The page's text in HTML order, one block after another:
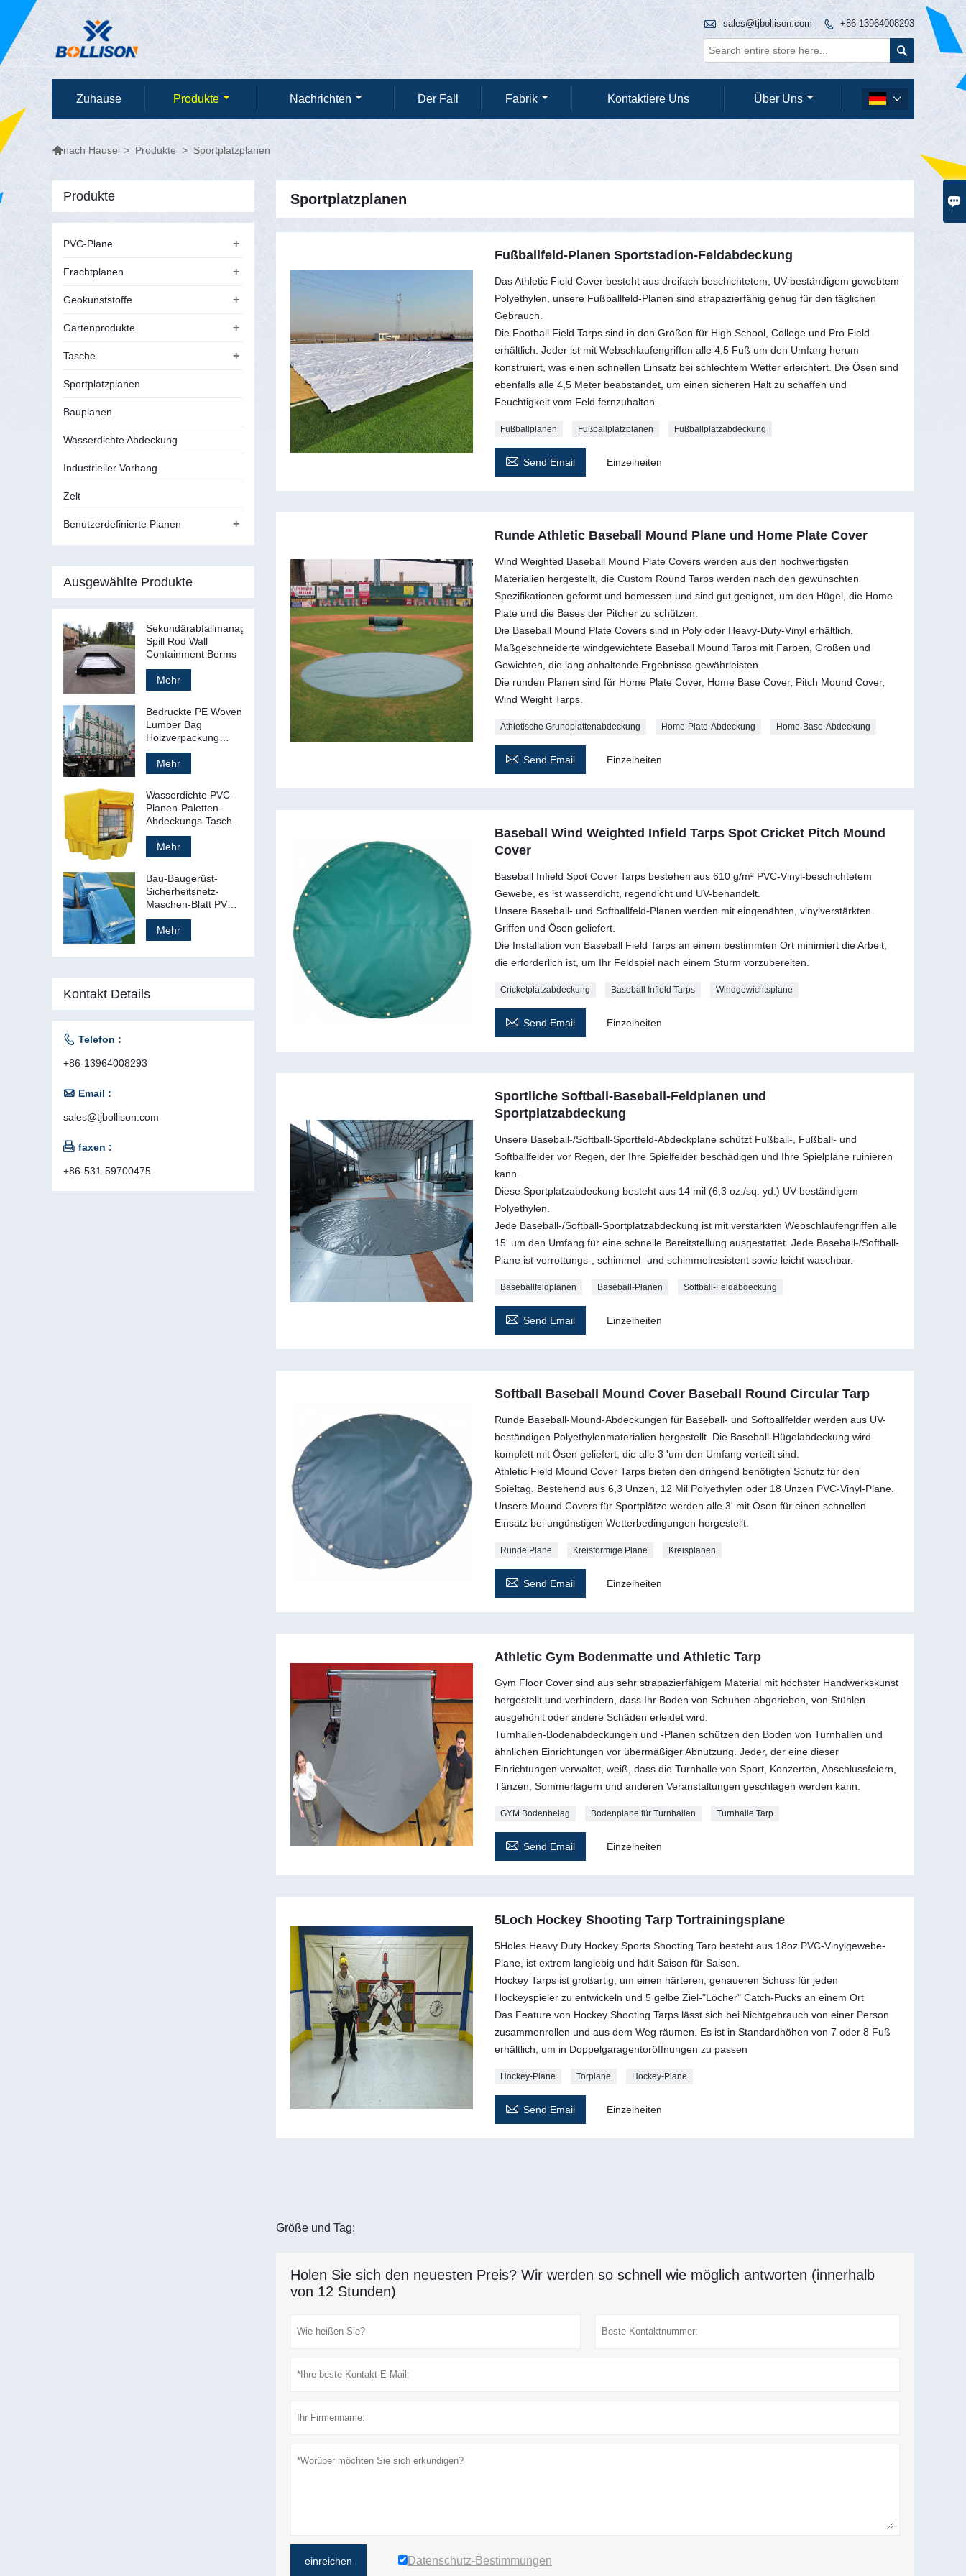

 sales@tjbollison.com  +86-13964008293

Zuhause Produkte Nachrichten Der Fall Fabrik Kontaktiere Uns Über Uns 
nach Hause > Produkte > Sportplatzplanen
Sportplatzplanen
Fußballfeld-Planen Sportstadion-Feldabdeckung
Das Athletic Field Cover besteht aus dreifach beschichtetem, UV-beständigem gewebtem
Polyethylen, unsere Fußballfeld-Planen sind strapazierfähig genug für den täglichen
Gebrauch.
Die Football Field Tarps sind in den Größen für High School, College und Pro Field
erhältlich. Jeder ist mit Webschlaufengriffen alle 4,5 Fuß um den Umfang herum
konstruiert, was einen schnellen Einsatz bei schlechtem Wetter erleichtert. Die Ösen sind
ebenfalls alle 4,5 Meter beabstandet, um einen sicheren Halt zu schaffen und
Feuchtigkeit vom Feld fernzuhalten.
Fußballplanen Fußballplatzplanen Fußballplatzabdeckung
 Send Email Einzelheiten
Runde Athletic Baseball Mound Plane und Home Plate Cover
Wind Weighted Baseball Mound Plate Covers werden aus den hochwertigsten
Materialien hergestellt, die Custom Round Tarps werden nach den gewünschten
Spezifikationen geformt und bemessen und sind gut geeignet, um den Hügel, die Home
Plate und die Bases der Pitcher zu schützen.
Die Baseball Mound Plate Covers sind in Poly oder Heavy-Duty-Vinyl erhältlich.
Maßgeschneiderte windgewichtete Baseball Mound Tarps mit Farben, Größen und
Gewichten, die lang anhaltende Ergebnisse gewährleisten.
Die runden Planen sind für Home Plate Cover, Home Base Cover, Pitch Mound Cover,
Wind Weight Tarps.
Athletische Grundplattenabdeckung Home-Plate-Abdeckung Home-Base-Abdeckung
 Send Email Einzelheiten
Baseball Wind Weighted Infield Tarps Spot Cricket Pitch Mound
Cover
Baseball Infield Spot Cover Tarps bestehen aus 610 g/m² PVC-Vinyl-beschichtetem
Gewebe, es ist wasserdicht, regendicht und UV-behandelt.
Unsere Baseball- und Softballfeld-Planen werden mit eingenähten, vinylverstärkten
Griffen und Ösen geliefert.
Die Installation von Baseball Field Tarps an einem bestimmten Ort minimiert die Arbeit,
die erforderlich ist, um Ihr Feldspiel nach einem Sturm vorzubereiten.
Cricketplatzabdeckung Baseball Infield Tarps Windgewichtsplane
 Send Email Einzelheiten
Sportliche Softball-Baseball-Feldplanen und
Sportplatzabdeckung
Unsere Baseball-/Softball-Sportfeld-Abdeckplane schützt Fußball-, Fußball- und
Softballfelder vor Regen, der Ihre Spielfelder beschädigen und Ihre Spielpläne ruinieren
kann.
Diese Sportplatzabdeckung besteht aus 14 mil (6,3 oz./sq. yd.) UV-beständigem
Polyethylen.
Jede Baseball-/Softball-Sportplatzabdeckung ist mit verstärkten Webschlaufengriffen alle
15' um den Umfang für eine schnelle Bereitstellung ausgestattet. Jede Baseball-/Softball-
Plane ist verrottungs-, schimmel- und schimmelresistent sowie leicht waschbar.
Baseballfeldplanen Baseball-Planen Softball-Feldabdeckung
 Send Email Einzelheiten
Softball Baseball Mound Cover Baseball Round Circular Tarp
Runde Baseball-Mound-Abdeckungen für Baseball- und Softballfelder werden aus UV-
beständigen Polyethylenmaterialien hergestellt. Die Baseball-Hügelabdeckung wird
komplett mit Ösen geliefert, die alle 3 'um den Umfang verteilt sind.
Athletic Field Mound Cover Tarps bieten den dringend benötigten Schutz für den
Spieltag. Bestehend aus 6,3 Unzen, 12 Mil Polyethylen oder 18 Unzen PVC-Vinyl-Plane.
Unsere Mound Covers für Sportplätze werden alle 3' mit Ösen für einen schnellen
Einsatz bei ungünstigen Wetterbedingungen hergestellt.
Runde Plane Kreisförmige Plane Kreisplanen
 Send Email Einzelheiten
Athletic Gym Bodenmatte und Athletic Tarp
Gym Floor Cover sind aus sehr strapazierfähigem Material mit höchster Handwerkskunst
hergestellt und verhindern, dass Ihr Boden von Schuhen abgerieben, von Stühlen
ausgehöhlt oder andere Schäden erleidet wird.
Turnhallen-Bodenabdeckungen und -Planen schützen den Boden von Turnhallen und
ähnlichen Einrichtungen vor übermäßiger Abnutzung. Jeder, der eine dieser
Einrichtungen verwaltet, weiß, dass die Turnhalle von Sport, Konzerten, Abschlussfeiern,
Tänzen, Sommerlagern und anderen Veranstaltungen geschlagen werden kann.
GYM Bodenbelag Bodenplane für Turnhallen Turnhalle Tarp
 Send Email Einzelheiten
5Loch Hockey Shooting Tarp Tortrainingsplane
5Holes Heavy Duty Hockey Sports Shooting Tarp besteht aus 18oz PVC-Vinylgewebe-
Plane, ist extrem langlebig und hält Saison für Saison.
Hockey Tarps ist großartig, um einen härteren, genaueren Schuss für jeden
Hockeyspieler zu entwickeln und 5 gelbe Ziel-"Löcher" Catch-Pucks an einem Ort
Das Feature von Hockey Shooting Tarps lässt sich bei Nichtgebrauch von einer Person
zusammenrollen und aus dem Weg räumen. Es ist in Standardhöhen von 7 oder 8 Fuß
erhältlich, um in Doppelgaragentoröffnungen zu passen
Hockey-Plane Torplane Hockey-Plane
 Send Email Einzelheiten
Größe und Tag:
Holen Sie sich den neuesten Preis? Wir werden so schnell wie möglich antworten (innerhalb
von 12 Stunden)
einreichen Datenschutz-Bestimmungen
Produkte
+
PVC-Plane
+
Frachtplanen
+
Geokunststoffe
+
Gartenprodukte
+
Tasche
Sportplatzplanen
Bauplanen
Wasserdichte Abdeckung
Industrieller Vorhang
Zelt
+
Benutzerdefinierte Planen
Ausgewählte Produkte
Sekundärabfallmanagement
Spill Rod Wall
Containment Berms
Mehr
Bedruckte PE Woven
Lumber Bag
Holzverpackung
Tasche Cover
Mehr
Wasserdichte PVC-
Planen-Paletten-
Abdeckungs-Tasche
Kunststoff-Paletten-
Plane
Mehr
Bau-Baugerüst-
Sicherheitsnetz-
Maschen-Blatt PVCs
feuerfestes Plastik
Mehr
Kontakt Details
 Telefon :
+86-13964008293
 Email :
sales@tjbollison.com
 faxen :
+86-531-59700475